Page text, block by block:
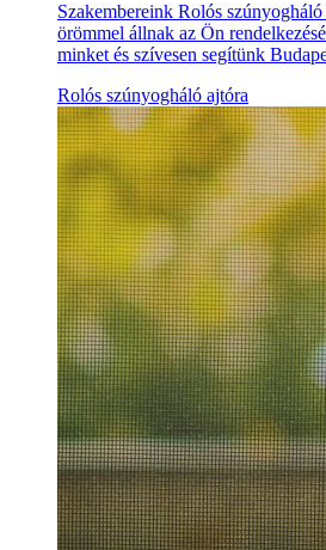
Szakembereink Rolós
örömmel állnak az Ön
minket és szívesen segítünk
Rolós szúnyogháló ajtóra